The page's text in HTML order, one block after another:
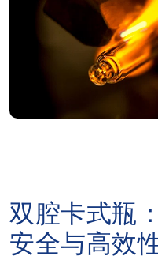
双腔卡式瓶
安全与高效